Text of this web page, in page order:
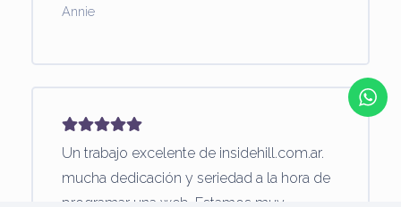
Annie
Un trabajo excelente de insidehill.com.ar.
mucha dedicación y seriedad a la hora de
programar una web. Estamos muy